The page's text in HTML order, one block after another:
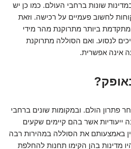
שונות ברחבי העולם. כמו כן יש
לחשוב פעמיים על רכישה. וזאת
ביותר מתרוקנת מהר מידי
לנסוע. ואם הסוללה מתרוקנת
אינה אפשרית.
פתרון הולם. ובמקומות שונים ברחבי
ייעודיות אשר בהם קיימים שקעים
באמצעותם את הסוללה במהירות רבה
מדינות בהן הקימו תחנות להחלפת